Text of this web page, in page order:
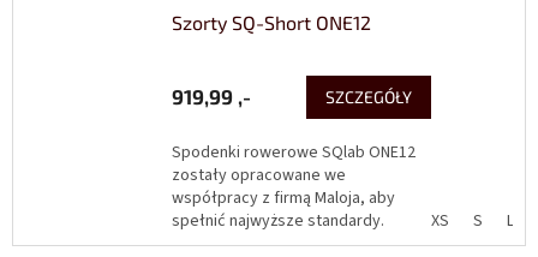
Szorty SQ-Short ONE12
919,99 ,- SZCZEGÓŁY
Spodenki rowerowe SQlab ONE12
zostały opracowane we
współpracy z firmą Maloja, aby
spełnić najwyższe standardy.
Przeznaczone są głównie do użytku
XS S L